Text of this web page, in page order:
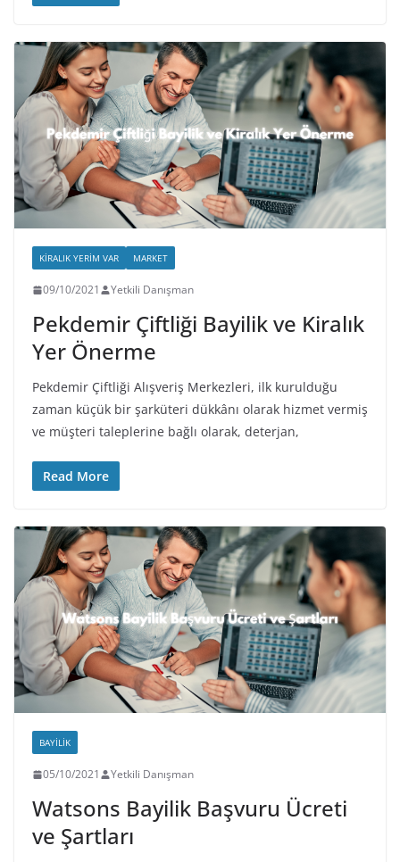
KIRALIK YERIM VAR MARKET
09/10/2021 Yetkili Danışman
Pekdemir Çiftliği Bayilik ve Kiralık
Yer Önerme
Pekdemir Çiftliği Alışveriş Merkezleri, ilk kurulduğu
zaman küçük bir şarküteri dükkânı olarak hizmet vermiş
ve müşteri taleplerine bağlı olarak, deterjan,
Read More
BAYILIK
05/10/2021 Yetkili Danışman
Watsons Bayilik Başvuru Ücreti
ve Şartları